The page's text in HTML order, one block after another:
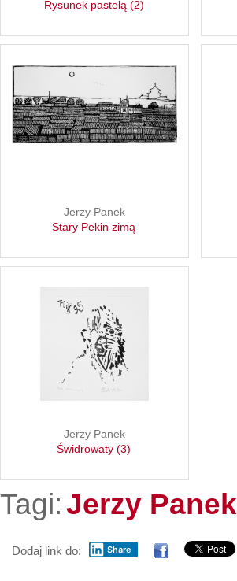
Rysunek pastelą (2)
Jerzy Panek
Stary Pekin zimą
Jerzy Panek
Świdrowaty (3)
Tagi:Jerzy Panek
Dodaj link do: Share